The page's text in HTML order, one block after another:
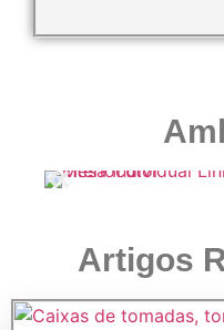
Artigos